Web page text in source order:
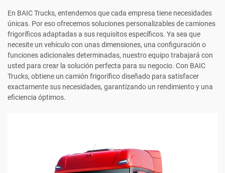
En BAIC Trucks, entendemos que cada empresa tiene necesidades
únicas. Por eso ofrecemos soluciones personalizables de camiones
frigoríficos adaptadas a sus requisitos específicos. Ya sea que
necesite un vehículo con unas dimensiones, una configuración o
funciones adicionales determinadas, nuestro equipo trabajará con
usted para crear la solución perfecta para su negocio. Con BAIC
Trucks, obtiene un camión frigorífico diseñado para satisfacer
exactamente sus necesidades, garantizando un rendimiento y una
eficiencia óptimos.